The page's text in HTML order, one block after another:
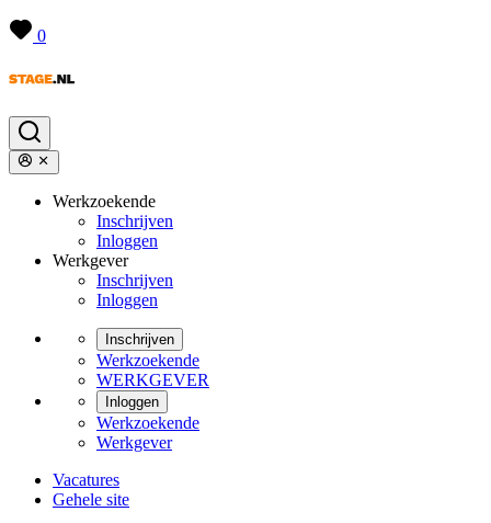
0
Werkzoekende
Inschrijven
Inloggen
Werkgever
Inschrijven
Inloggen
Inschrijven
Werkzoekende
WERKGEVER
Inloggen
Werkzoekende
Werkgever
Vacatures
Gehele site